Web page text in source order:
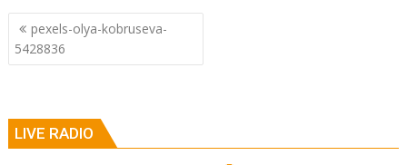
Berichtnavigatie
pexels-olya-kobruseva-
5428836
LIVE RADIO